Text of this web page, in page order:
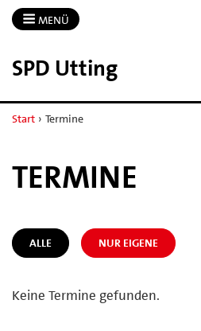
MENÜ
SPD Utting
Start › Termine
TERMINE
ALLE NUR EIGENE
Keine Termine gefunden.